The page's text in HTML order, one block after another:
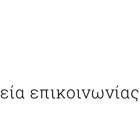
επικοινωνίας